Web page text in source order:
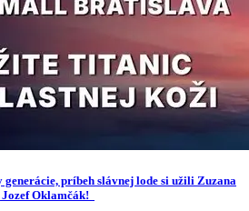
príbeh slávnej lode si užili Zuzana
Oklamčák!